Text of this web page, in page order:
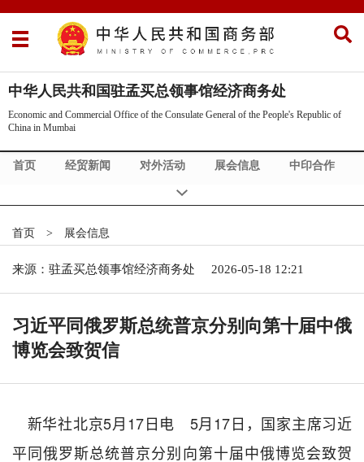
中华人民共和国驻孟买总领事馆经济商务处
Economic and Commercial Office of the Consulate General of the People's Republic of
China in Mumbai
首页 经贸新闻 对外活动 展会信息 中印合作
首页 > 展会信息
来源：驻孟买总领事馆经济商务处 2026-05-18 12:21
习近平同俄罗斯总统普京分别向第十届中俄
博览会致贺信
新华社北京5月17日电 5月17日，国家主席习近
平同俄罗斯总统普京分别向第十届中俄博览会致贺